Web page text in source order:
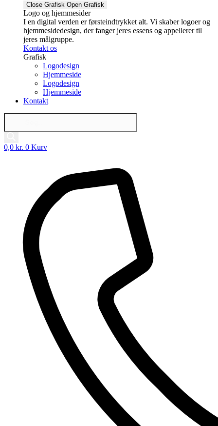
Close Grafisk Open Grafisk
Logo og hjemmesider
I en digital verden er førsteindtrykket alt. Vi skaber logoer og
hjemmesidedesign, der fanger jeres essens og appellerer til
jeres målgruppe.
Kontakt os
Grafisk
Logodesign
Hjemmeside
Logodesign
Hjemmeside
Kontakt
Products
0,0 kr. 0 Kurv